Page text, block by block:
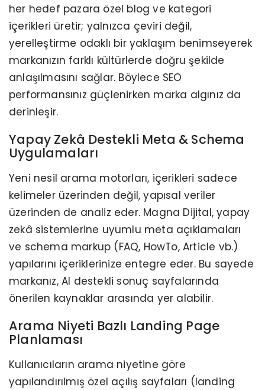
her hedef pazara özel blog ve kategori
içerikleri üretir; yalnızca çeviri değil,
yerelleştirme odaklı bir yaklaşım benimseyerek
markanızın farklı kültürlerde doğru şekilde
anlaşılmasını sağlar. Böylece SEO
performansınız güçlenirken marka algınız da
derinleşir.
Yapay Zekâ Destekli Meta & Schema
Uygulamaları
Yeni nesil arama motorları, içerikleri sadece
kelimeler üzerinden değil, yapısal veriler
üzerinden de analiz eder. Magna Dijital, yapay
zekâ sistemlerine uyumlu meta açıklamaları
ve schema markup (FAQ, HowTo, Article vb.)
yapılarını içeriklerinize entegre eder. Bu sayede
markanız, AI destekli sonuç sayfalarında
önerilen kaynaklar arasında yer alabilir.
Arama Niyeti Bazlı Landing Page
Planlaması
Kullanıcıların arama niyetine göre
yapılandırılmış özel açılış sayfaları (landing